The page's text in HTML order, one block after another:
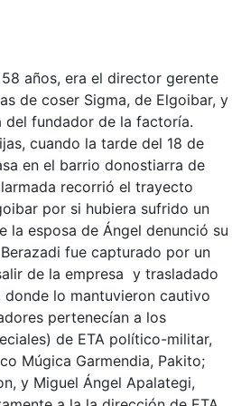
años, era el director gerente
de coser Sigma, de Elgoibar, y
del fundador de la factoría.
cuando la tarde del 18 de
en el barrio donostiarra de
recorrió el trayecto
por si hubiera sufrido un
la esposa de Ángel denunció su
fue capturado por un
de la empresa y trasladado
donde lo mantuvieron cautivo
pertenecían a los
de ETA político-militar,
Múgica Garmendia, Pakito;
y Miguel Ángel Apalategi,